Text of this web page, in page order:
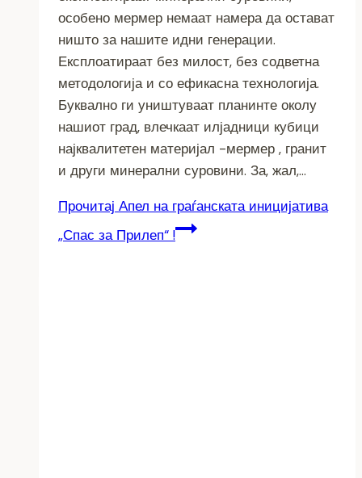
особено мермер немаат намера да остават
ништо за нашите идни генерации.
Експлоатираат без милост, без содветна
методологија и со ефикасна технологија.
Буквално ги уништуваат планинте околу
нашиот град, влечкаат илјадници кубици
најквалитетен материјал -мермер , гранит
и други минерални суровини. За, жал,…
Прочитај Апел на граѓанската иницијатива
„Спас за Прилеп“ !